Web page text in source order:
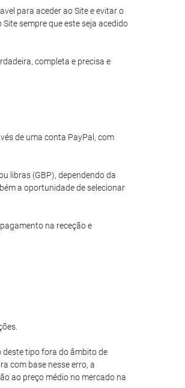
para aceder ao Site e evitar o
sempre que este seja acedido
completa e precisa e
de uma conta PayPal, com
libras (GBP), dependendo da
a oportunidade de selecionar
na receção e
deste tipo fora do âmbito de
com base nesse erro, a
ao preço médio no mercado na